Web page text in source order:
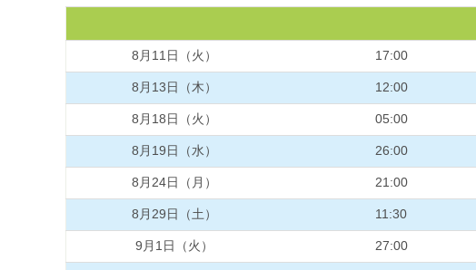
8月11日（火） 17:00
8月13日（木） 12:00
8月18日（火） 05:00
8月19日（水） 26:00
8月24日（月） 21:00
8月29日（土） 11:30
9月1日（火） 27:00